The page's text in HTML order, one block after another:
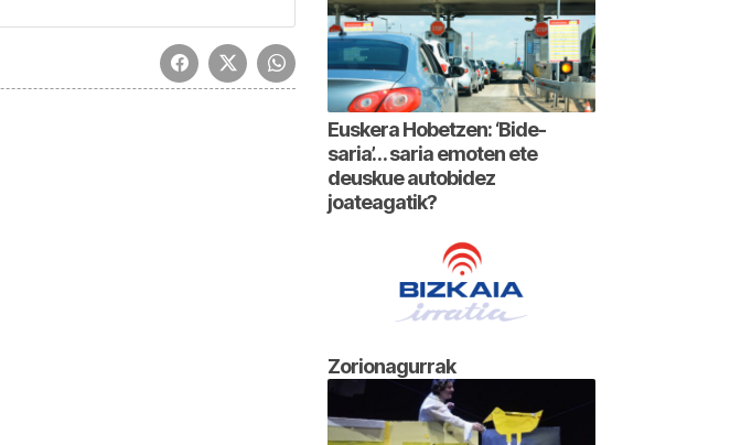
Euskera Hobetzen: ‘Bide-
saria’… saria emoten ete
deuskue autobidez
joateagatik?
Zorionagurrak